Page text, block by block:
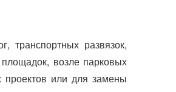
транспортных развязок,
возле парковых
проектов или для замены